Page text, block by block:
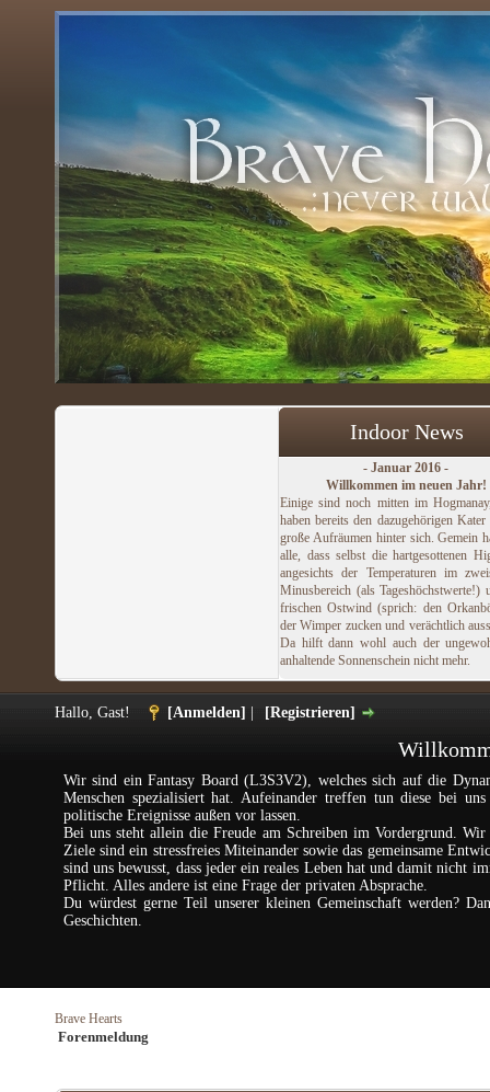
Indoor News
- Januar 2016 -
Willkommen im neuen Jahr!
Einige sind noch mitten im
haben bereits den dazugehörigen Kater
große Aufräumen hinter sich. Gemein
alle, dass selbst die hartgesottenen
angesichts der Temperaturen im
Minusbereich (als Tageshöchstwerte!)
frischen Ostwind (sprich: den
der Wimper zucken und verächtlich
Da hilft dann wohl auch der
anhaltende Sonnenschein nicht mehr.
Hallo, Gast! [Anmelden] [Registrieren]
Wir sind ein Fantasy Board (L3S3V2), welches sich auf die
Menschen spezialisiert hat. Aufeinander treffen tun diese bei
politische Ereignisse außen vor lassen.
Bei uns steht allein die Freude am Schreiben im Vordergrund. Wir
Ziele sind ein stressfreies Miteinander sowie das gemeinsame
sind uns bewusst, dass jeder ein reales Leben hat und damit nicht
Pflicht. Alles andere ist eine Frage der privaten Absprache.
Du würdest gerne Teil unserer kleinen Gemeinschaft werden?
Geschichten.
Brave Hearts
Forenmeldung